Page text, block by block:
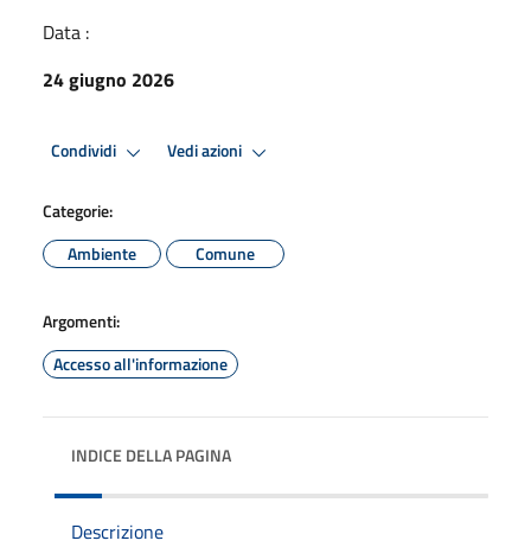
Data :
24 giugno 2026
Condividi Vedi azioni
Categorie:
Ambiente
Comune
Argomenti:
Accesso all'informazione
INDICE DELLA PAGINA
Descrizione